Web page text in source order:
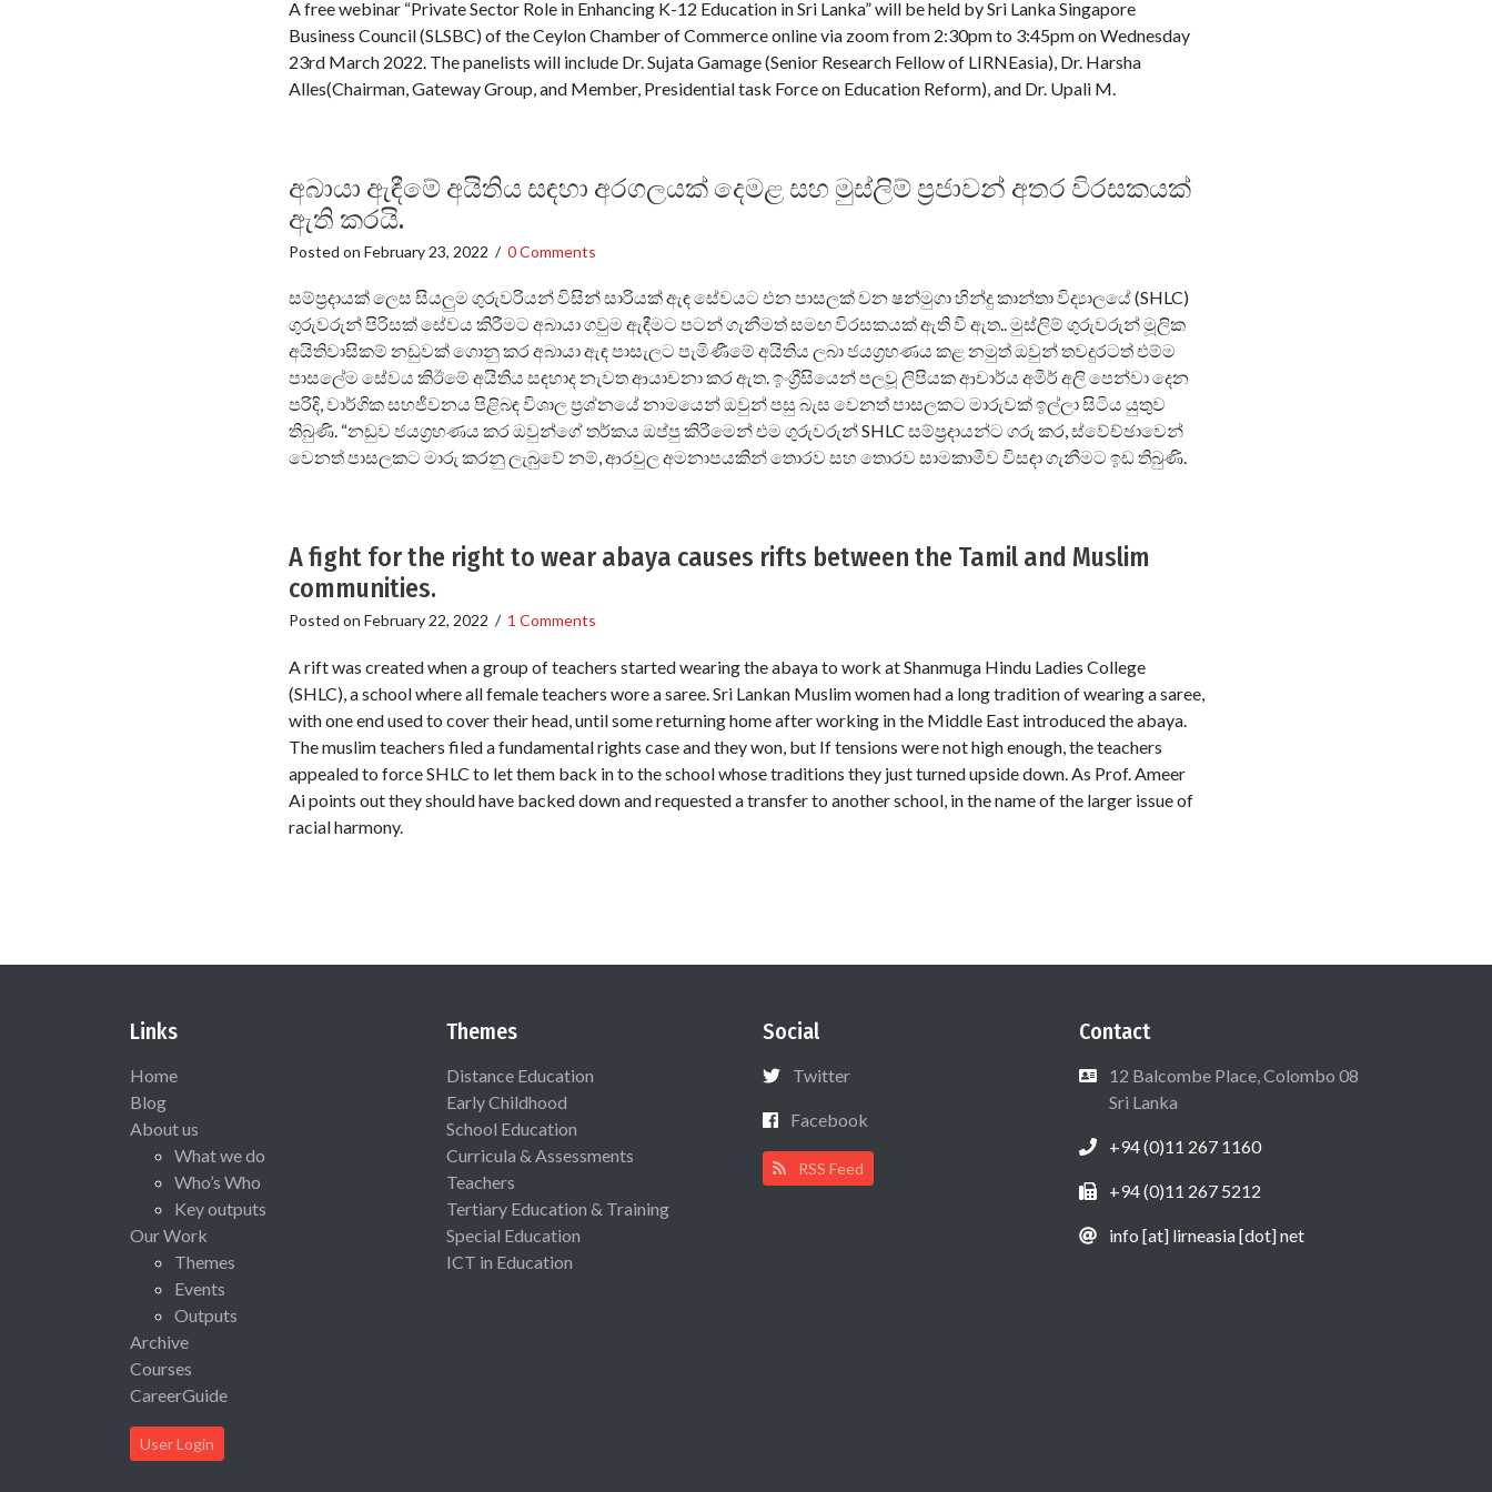
A free webinar “Private Sector Role in Enhancing K-12 Education in Sri Lanka” will be held by Sri Lanka Singapore
Business Council (SLSBC) of the Ceylon Chamber of Commerce online via zoom from 2:30pm to 3:45pm on Wednesday
23rd March 2022. The panelists will include Dr. Sujata Gamage (Senior Research Fellow of LIRNEasia), Dr. Harsha
Alles(Chairman, Gateway Group, and Member, Presidential task Force on Education Reform), and Dr. Upali M.
අබායා ඇඳීමේ අයිතිය සඳහා අරගලයක් දෙමළ සහ මුස්ලිම් ප්‍රජාවන් අතර විරසකයක්
ඇති කරයි.
Posted on February 23, 2022 / 0 Comments
සම්ප්‍රදායක් ලෙස සියලුම ගුරුවරියන් විසින් සාරියක් ඇඳ සේවයට එන පාසලක් වන ෂන්මුගා හින්දු කාන්තා විද්‍යාලයේ (SHLC)
ගුරුවරුන් පිරිසක් සේවය කිරීමට අබායා ගවුම ඇඳීමට පටන් ගැනීමත් සමඟ විරසකයක් ඇති වී ඇත.. මුස්ලිම් ගුරුවරුන් මූලික
අයිතිවාසිකම් නඩුවක් ගොනු කර අබායා ඇඳ පාසැලට පැමිණීමේ අයිතිය ලබා ජයග්‍රහණය කළ නමුත් ඔවුන් තවදුරටත් එම්ම
පාසලේම සේවය කිඊමේ අයිතිය සඳහාද නැවත ආයාචනා කර ඇත. ඉංග්‍රීසියෙන් පලවූ ලිපියක ආචාර්ය අමීර් අලි පෙන්වා දෙන
පරිදි, වාර්ගික සහජීවනය පිළිබඳ විශාල ප්‍රශ්නයේ නාමයෙන් ඔවුන් පසු බැස වෙනත් පාසලකට මාරුවක් ඉල්ලා සිටිය යුතුව
තිබුණි. “නඩුව ජයග්‍රහණය කර ඔවුන්ගේ තර්කය ඔප්පු කිරීමෙන් එම ගුරුවරුන් SHLC සම්ප්‍රදායන්ට ගරු කර, ස්වේච්ඡාවෙන්
වෙනත් පාසලකට මාරු කරනු ලැබුවේ නම්, ආරවුල අමනාපයකින් තොරව සහ තොරව සාමකාමීව විසඳා ගැනීමට ඉඩ තිබුණි.
A fight for the right to wear abaya causes rifts between the Tamil and Muslim
communities.
Posted on February 22, 2022 / 1 Comments
A rift was created when a group of teachers started wearing the abaya to work at Shanmuga Hindu Ladies College
(SHLC), a school where all female teachers wore a saree. Sri Lankan Muslim women had a long tradition of wearing a saree,
with one end used to cover their head, until some returning home after working in the Middle East introduced the abaya.
The muslim teachers filed a fundamental rights case and they won, but If tensions were not high enough, the teachers
appealed to force SHLC to let them back in to the school whose traditions they just turned upside down. As Prof. Ameer
Ai points out they should have backed down and requested a transfer to another school, in the name of the larger issue of
racial harmony.
Links
Home
Blog
About us
What we do
Who’s Who
Key outputs
Our Work
Themes
Events
Outputs
Archive
Courses
CareerGuide
User Login
Themes
Distance Education
Early Childhood
School Education
Curricula & Assessments
Teachers
Tertiary Education & Training
Special Education
ICT in Education
Social
Twitter
Facebook
RSS Feed
Contact
12 Balcombe Place, Colombo 08
Sri Lanka
+94 (0)11 267 1160
+94 (0)11 267 5212
info [at] lirneasia [dot] net